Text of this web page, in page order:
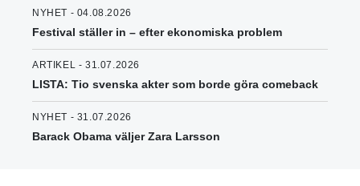
NYHET - 04.08.2026
Festival ställer in – efter ekonomiska problem
ARTIKEL - 31.07.2026
LISTA: Tio svenska akter som borde göra comeback
NYHET - 31.07.2026
Barack Obama väljer Zara Larsson